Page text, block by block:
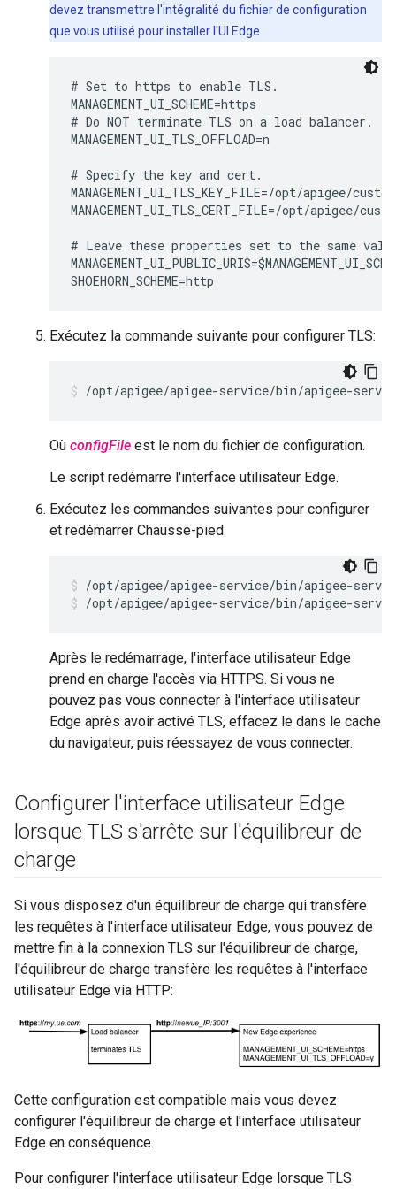
devez transmettre l'intégralité du fichier de configuration
que vous utilisé pour installer l'UI Edge.
# Set to https to enable TLS.
MANAGEMENT_UI_SCHEME=https
# Do NOT terminate TLS on a load balancer.
MANAGEMENT_UI_TLS_OFFLOAD=n
# Specify the key and cert.
MANAGEMENT_UI_TLS_KEY_FILE=/opt/apigee/
MANAGEMENT_UI_TLS_CERT_FILE=/opt/apigee/
# Leave these properties set to the same
SHOEHORN_SCHEME=http
Exécutez la commande suivante pour configurer TLS:
/opt/apigee/apigee-service/bin/apigee-
Où configFile est le nom du fichier de configuration.
Le script redémarre l'interface utilisateur Edge.
Exécutez les commandes suivantes pour configurer
et redémarrer Chausse-pied:
/opt/apigee/apigee-service/bin/apigee-
/opt/apigee/apigee-service/bin/apigee-
Après le redémarrage, l'interface utilisateur Edge
prend en charge l'accès via HTTPS. Si vous ne
pouvez pas vous connecter à l'interface utilisateur
Edge après avoir activé TLS, effacez le dans le cache
du navigateur, puis réessayez de vous connecter.
Configurer l'interface utilisateur Edge
lorsque TLS s'arrête sur l'équilibreur de
charge
Si vous disposez d'un équilibreur de charge qui transfère
les requêtes à l'interface utilisateur Edge, vous pouvez de
mettre fin à la connexion TLS sur l'équilibreur de charge,
l'équilibreur de charge transfère les requêtes à l'interface
utilisateur Edge via HTTP:
Cette configuration est compatible mais vous devez
configurer l'équilibreur de charge et l'interface utilisateur
Edge en conséquence.
Pour configurer l'interface utilisateur Edge lorsque TLS